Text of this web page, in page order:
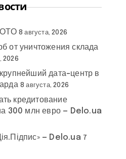
8 августа, 2026
от уничтожения склада
2026
дата-центр в
8 августа, 2026
кредитование
300 млн евро — Delo.ua
— Delo.ua 7